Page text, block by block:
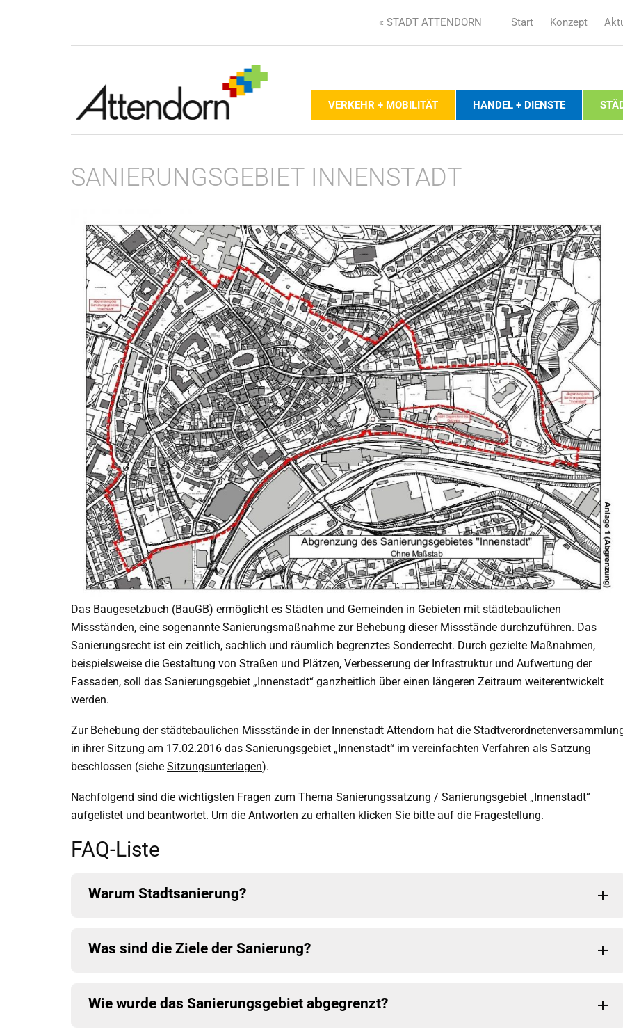
« STADT ATTENDORN Start Konzept
VERKEHR + MOBILITÄT HANDEL + DIENSTE
SANIERUNGSGEBIET INNENSTADT
Das Baugesetzbuch (BauGB) ermöglicht es Städten und Gemeinden in Gebieten mit städtebaulichen
Missständen, eine sogenannte Sanierungsmaßnahme zur Behebung dieser Missstände durchzuführen. Das
Sanierungsrecht ist ein zeitlich, sachlich und räumlich begrenztes Sonderrecht. Durch gezielte Maßnahmen,
beispielsweise die Gestaltung von Straßen und Plätzen, Verbesserung der Infrastruktur und Aufwertung der
Fassaden, soll das Sanierungsgebiet „Innenstadt“ ganzheitlich über einen längeren Zeitraum weiterentwickelt
werden.
Zur Behebung der städtebaulichen Missstände in der Innenstadt Attendorn hat die
in ihrer Sitzung am 17.02.2016 das Sanierungsgebiet „Innenstadt“ im vereinfachten Verfahren als Satzung
beschlossen (siehe Sitzungsunterlagen).
Nachfolgend sind die wichtigsten Fragen zum Thema Sanierungssatzung / Sanierungsgebiet „Innenstadt“
aufgelistet und beantwortet. Um die Antworten zu erhalten klicken Sie bitte auf die Fragestellung.
FAQ-Liste
Warum Stadtsanierung?
Was sind die Ziele der Sanierung?
Wie wurde das Sanierungsgebiet abgegrenzt?